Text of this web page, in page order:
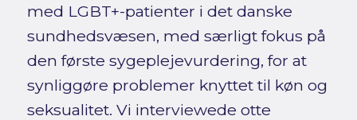
med LGBT+-patienter i det danske
sundhedsvæsen, med særligt fokus på
den første sygeplejevurdering, for at
synliggøre problemer knyttet til køn og
seksualitet. Vi interviewede otte